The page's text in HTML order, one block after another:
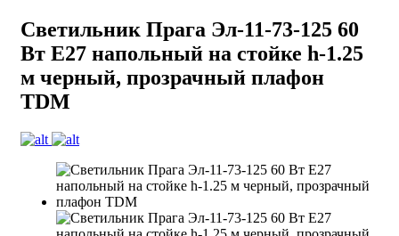
Светильник Прага Эл-11-73-125 60
Вт Е27 напольный на стойке h-1.25
м черный, прозрачный плафон
TDM